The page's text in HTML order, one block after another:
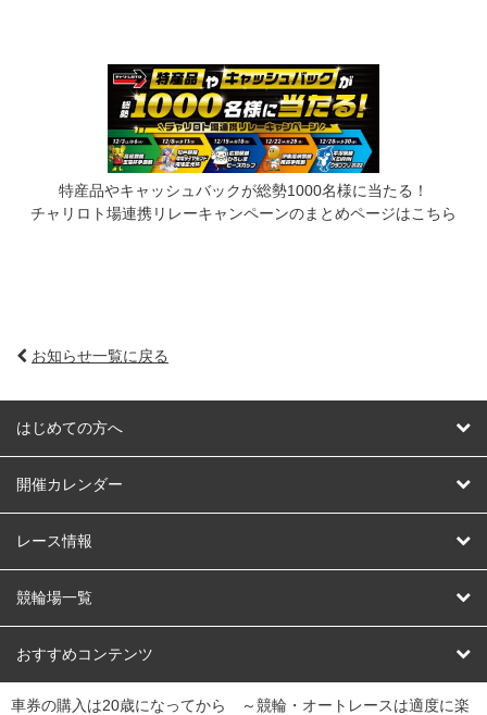
特産品やキャッシュバックが総勢1000名様に当たる！
チャリロト場連携リレーキャンペーンのまとめページはこちら
お知らせ一覧に戻る
はじめての方へ
はじめての方へ
開催カレンダー
競輪
オートレース
競輪くじ
Dokanto!
レース情報
レース予想
レース結果
キャリーオーバー一覧
競輪場一覧
北日本 函館競輪場
関 弥彦競輪場 前橋競輪場 取手競輪場 宇都宮競輪場
おすすめコンテンツ
競輪選手情報
車券の購入は20歳になってから ～競輪・オートレースは適度に楽